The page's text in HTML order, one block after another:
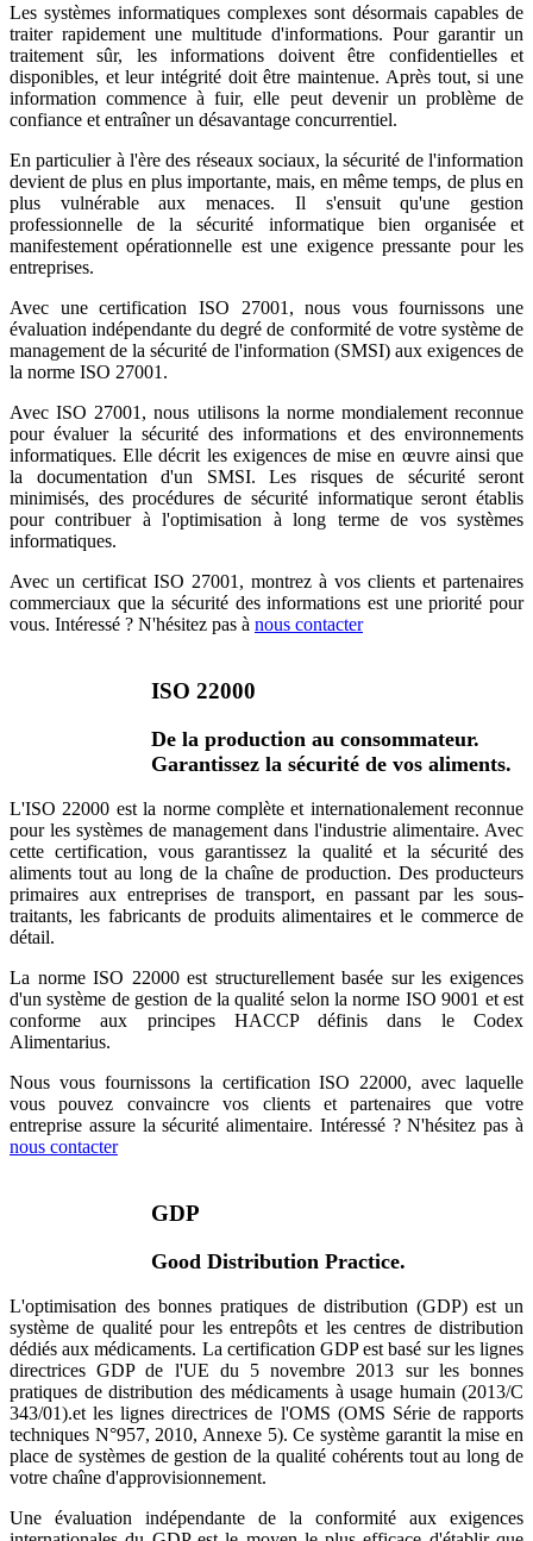
Les systèmes informatiques complexes sont désormais capables de
traiter rapidement une multitude d'informations. Pour garantir un
traitement sûr, les informations doivent être confidentielles et
disponibles, et leur intégrité doit être maintenue. Après tout, si une
information commence à fuir, elle peut devenir un problème de
confiance et entraîner un désavantage concurrentiel.
En particulier à l'ère des réseaux sociaux, la sécurité de l'information
devient de plus en plus importante, mais, en même temps, de plus en
plus vulnérable aux menaces. Il s'ensuit qu'une gestion
professionnelle de la sécurité informatique bien organisée et
manifestement opérationnelle est une exigence pressante pour les
entreprises.
Avec une certification ISO 27001, nous vous fournissons une
évaluation indépendante du degré de conformité de votre système de
management de la sécurité de l'information (SMSI) aux exigences de
la norme ISO 27001.
Avec ISO 27001, nous utilisons la norme mondialement reconnue
pour évaluer la sécurité des informations et des environnements
informatiques. Elle décrit les exigences de mise en œuvre ainsi que
la documentation d'un SMSI. Les risques de sécurité seront
minimisés, des procédures de sécurité informatique seront établis
pour contribuer à l'optimisation à long terme de vos systèmes
informatiques.
Avec un certificat ISO 27001, montrez à vos clients et partenaires
commerciaux que la sécurité des informations est une priorité pour
vous. Intéressé ? N'hésitez pas à nous contacter
ISO 22000
De la production au consommateur.
Garantissez la sécurité de vos aliments.
L'ISO 22000 est la norme complète et internationalement reconnue
pour les systèmes de management dans l'industrie alimentaire. Avec
cette certification, vous garantissez la qualité et la sécurité des
aliments tout au long de la chaîne de production. Des producteurs
primaires aux entreprises de transport, en passant par les sous-
traitants, les fabricants de produits alimentaires et le commerce de
détail.
La norme ISO 22000 est structurellement basée sur les exigences
d'un système de gestion de la qualité selon la norme ISO 9001 et est
conforme aux principes HACCP définis dans le Codex
Alimentarius.
Nous vous fournissons la certification ISO 22000, avec laquelle
vous pouvez convaincre vos clients et partenaires que votre
entreprise assure la sécurité alimentaire. Intéressé ? N'hésitez pas à
nous contacter
GDP
Good Distribution Practice.
L'optimisation des bonnes pratiques de distribution (GDP) est un
système de qualité pour les entrepôts et les centres de distribution
dédiés aux médicaments. La certification GDP est basé sur les lignes
directrices GDP de l'UE du 5 novembre 2013 sur les bonnes
pratiques de distribution des médicaments à usage humain (2013/C
343/01).et les lignes directrices de l'OMS (OMS Série de rapports
techniques N°957, 2010, Annexe 5). Ce système garantit la mise en
place de systèmes de gestion de la qualité cohérents tout au long de
votre chaîne d'approvisionnement.
Une évaluation indépendante de la conformité aux exigences